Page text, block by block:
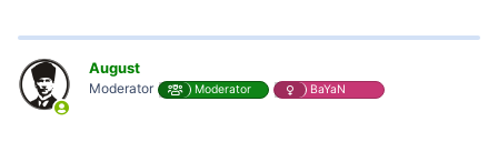
August
Moderator Moderator BaYaN